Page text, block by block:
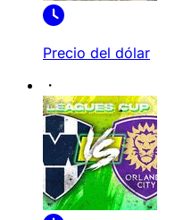
Precio del dólar